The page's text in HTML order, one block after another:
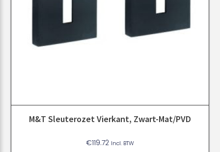
M&T Sleuterozet Vierkant, Zwart-Mat/PVD
€119.72 Incl. BTW